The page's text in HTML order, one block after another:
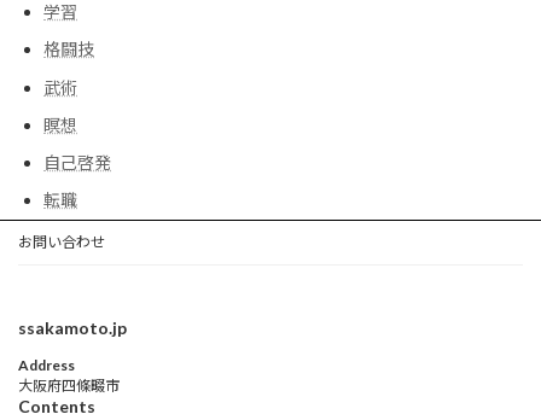
学習
格闘技
武術
瞑想
自己啓発
転職
お問い合わせ
ssakamoto.jp
Address
大阪府四條畷市
Contents